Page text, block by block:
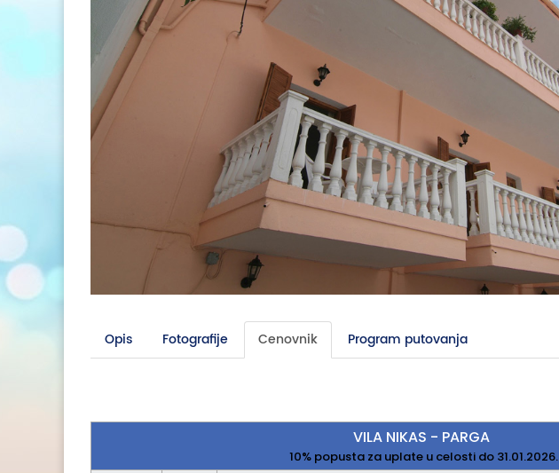
Opis Fotografije Cenovnik Program putovanja
VILA NIKAS - PARGA
10% popusta za uplate u celosti do 31.01.2026.